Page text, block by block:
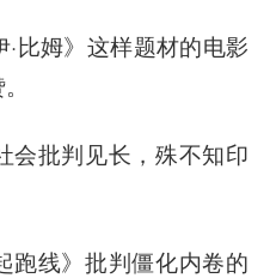
比姆》这样题材的电影
会批判见长，殊不知印
跑线》批判僵化内卷的